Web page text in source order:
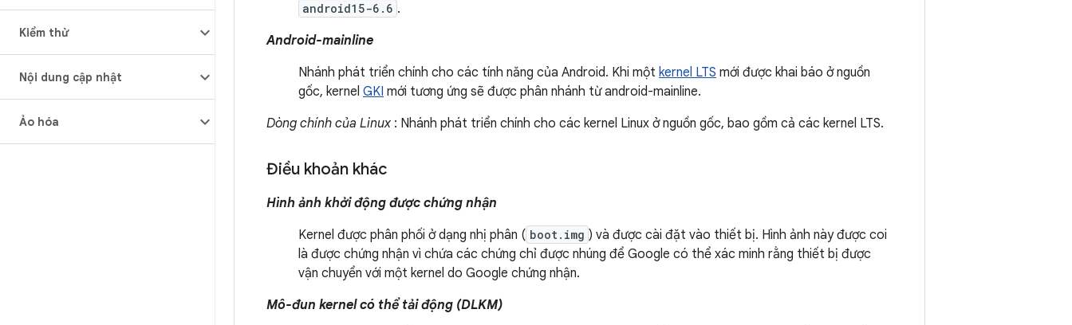
Kiểm thử
Nội dung cập nhật
Ảo hóa
android15-6.6 .
Android-mainline
Nhánh phát triển chính cho các tính năng của Android. Khi một kernel LTS mới được khai báo ở nguồn
gốc, kernel GKI mới tương ứng sẽ được phân nhánh từ android-mainline.
Dòng chính của Linux : Nhánh phát triển chính cho các kernel Linux ở nguồn gốc, bao gồm cả các kernel LTS.
Điều khoản khác
Hình ảnh khởi động được chứng nhận
Kernel được phân phối ở dạng nhị phân ( boot.img ) và được cài đặt vào thiết bị. Hình ảnh này được coi
là được chứng nhận vì chứa các chứng chỉ được nhúng để Google có thể xác minh rằng thiết bị được
vận chuyển với một kernel do Google chứng nhận.
Mô-đun kernel có thể tải động (DLKM)